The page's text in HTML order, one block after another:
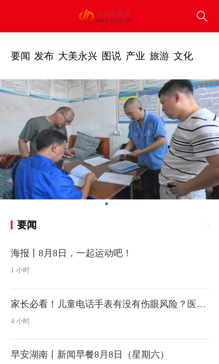
要闻 发布 大美永兴 图说 产业 旅游 文化
要闻
海报丨8月8日，一起运动吧！
1 小时
家长必看！儿童电话手表有没有伤眼风险？医生提醒
4 小时
早安湖南丨新闻早餐8月8日（星期六）